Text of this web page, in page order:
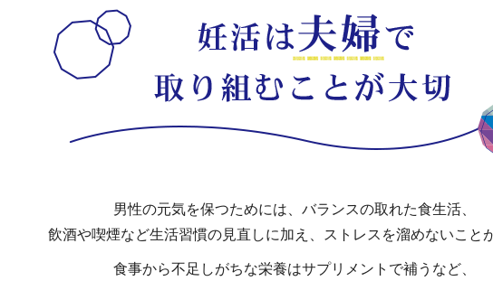
男性の元気を保つためには、バランスの取れた食生活、
飲酒や喫煙など生活習慣の見直しに加え、ストレスを溜めないこと
食事から不足しがちな栄養はサプリメントで補うなど、